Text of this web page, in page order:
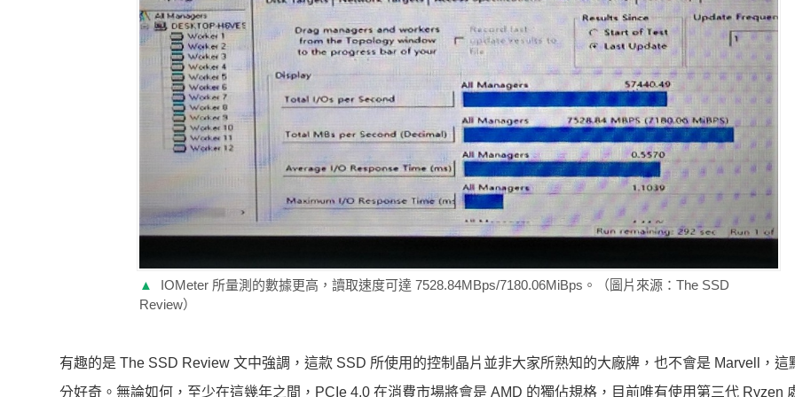
▲
IOMeter 所量測的數據更高，讀取速度可達 7528.84MBps/7180.06MiBps。（圖片來源：The SSD
Review）
有趣的是 The SSD Review 文中強調，這款 SSD 所使用的控制晶片並非大家所熟知的大廠牌，也不會是 Marvell，這
分好奇。無論如何，至少在這幾年之間，PCIe 4.0 在消費市場將會是 AMD 的獨佔規格，目前唯有使用第三代 Ryzen